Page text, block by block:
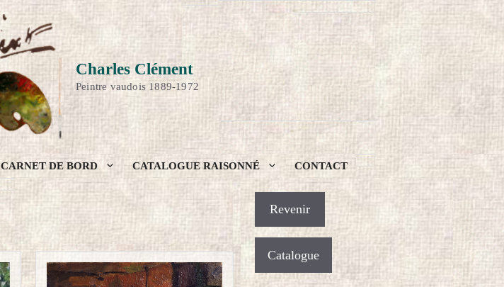
Charles Clément
Peintre vaudois 1889-1972
CARNET DE BORD CATALOGUE RAISONNÉ CONTACT
Catalogue